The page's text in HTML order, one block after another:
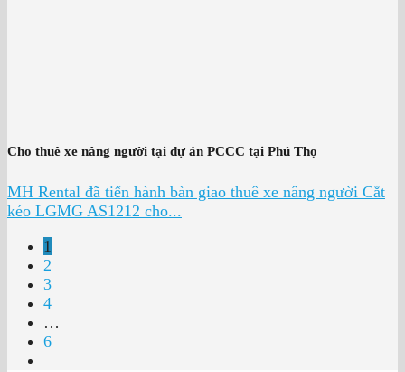
Cho thuê xe nâng người tại dự án PCCC tại Phú Thọ
MH Rental đã tiến hành bàn giao thuê xe nâng người Cắt
kéo LGMG AS1212 cho...
1
2
3
4
…
6